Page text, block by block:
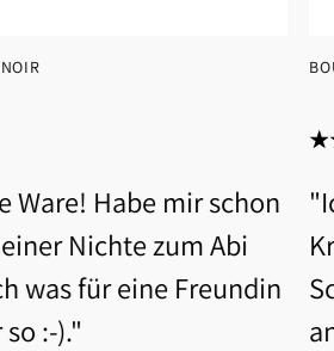
Ware! Habe mir schon
Nichte zum Abi
was für eine Freundin
:-)."